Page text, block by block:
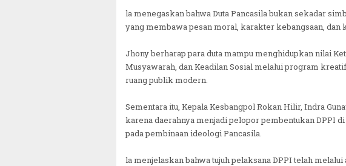
la menegaskan bahwa Duta Pancasila bukan sekadar
yang membawa pesan moral, karakter kebangsaan, dan
Jhony berharap para duta mampu menghidupkan nilai
Musyawarah, dan Keadilan Sosial melalui program
ruang publik modern.
Sementara itu, Kepala Kesbangpol Rokan Hilir, Indra
karena daerahnya menjadi pelopor pembentukan DPPI
pada pembinaan ideologi Pancasila.
la menjelaskan bahwa tujuh pelaksana DPPI telah